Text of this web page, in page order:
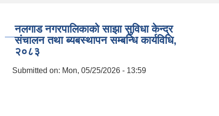
नलगाड नगरपालिकाको साझा सुविधा केन्द्र
संचालन तथा ब्यबस्थापन सम्बन्धि कार्यविधि,
२०८३
Submitted on: Mon, 05/25/2026 - 13:59